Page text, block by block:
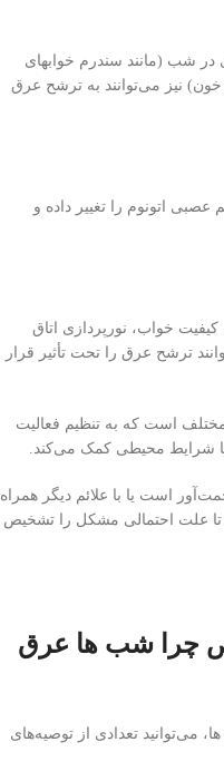
در شب (مانند سندرم خوابهای
خون) نیز می‌توانند به ترشح عرق
اتونوم را تغییر داده و
خواب، نورپردازی اتاق
ترشح عرق را تحت تأثیر قرار
است که به تنظیم فعالیت
با شرایط محیطی کمک می‌کند.
است یا با علائم دیگر همراه
علت احتمالی مشکل را تشخیص
چرا شب ها عرق
می‌توانید تعدادی از توصیه‌های